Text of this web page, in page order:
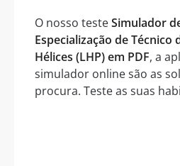
O nosso testeSimulador
Especialização de Técnico
Hélices (LHP) em PDF, a
simulador online são as
procura. Teste as suas